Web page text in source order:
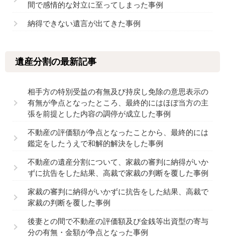
間で感情的な対立に至ってしまった事例
納得できない遺言が出てきた事例
遺産分割の最新記事
相手方の特別受益の有無及び持戻し免除の意思表示の
有無が争点となったところ、最終的にはほぼ当方の主
張を前提とした内容の調停が成立した事例
不動産の評価額が争点となったことから、最終的には
鑑定をしたうえで和解的解決をした事例
不動産の遺産分割について、家裁の審判に納得がいか
ずに抗告をした結果、高裁で家裁の判断を覆した事例
家裁の審判に納得がいかずに抗告をした結果、高裁で
家裁の判断を覆した事例
後妻との間で不動産の評価額及び金銭等出資型の寄与
分の有無・金額が争点となった事例